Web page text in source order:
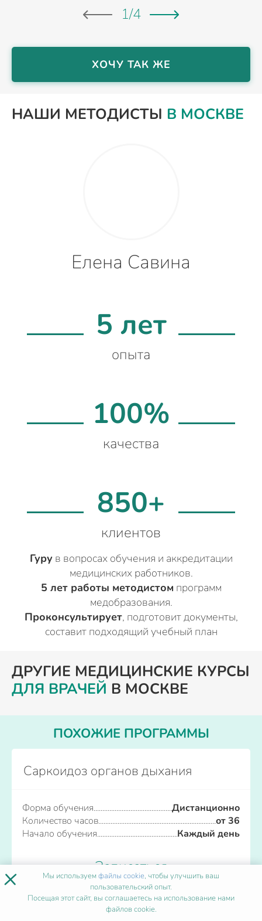
1/4
ХОЧУ ТАК ЖЕ
НАШИ МЕТОДИСТЫ В МОСКВЕ
Елена Савина
5 лет
опыта
100%
качества
850+
клиентов
Гуру в вопросах обучения и аккредитации
медицинских работников.
5 лет работы методистом программ
медобразования.
Проконсультирует, подготовит документы,
составит подходящий учебный план
ДРУГИЕ МЕДИЦИНСКИЕ КУРСЫ
ДЛЯ ВРАЧЕЙ В МОСКВЕ
ПОХОЖИЕ ПРОГРАММЫ
Саркоидоз органов дыхания
Форма обучения
Дистанционно
Количество часов
от 36
Начало обучения
Каждый день
Записаться
× Мы используемфайлы cookie, чтобы улучшить ваш
пользовательский опыт.
Посещая этот сайт, вы соглашаетесь на использование нами
файлов cookie.